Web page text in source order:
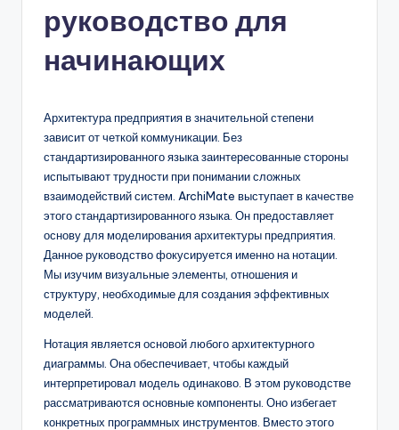
S
o
w
&
D
руководство для
начинающих
Архитектура предприятия в значительной степени
зависит от четкой коммуникации. Без
стандартизированного языка заинтересованные стороны
испытывают трудности при понимании сложных
взаимодействий систем. ArchiMate выступает в качестве
этого стандартизированного языка. Он предоставляет
основу для моделирования архитектуры предприятия.
Данное руководство фокусируется именно на нотации.
Мы изучим визуальные элементы, отношения и
структуру, необходимые для создания эффективных
моделей.
Нотация является основой любого архитектурного
диаграммы. Она обеспечивает, чтобы каждый
интерпретировал модель одинаково. В этом руководстве
рассматриваются основные компоненты. Оно избегает
конкретных программных инструментов. Вместо этого